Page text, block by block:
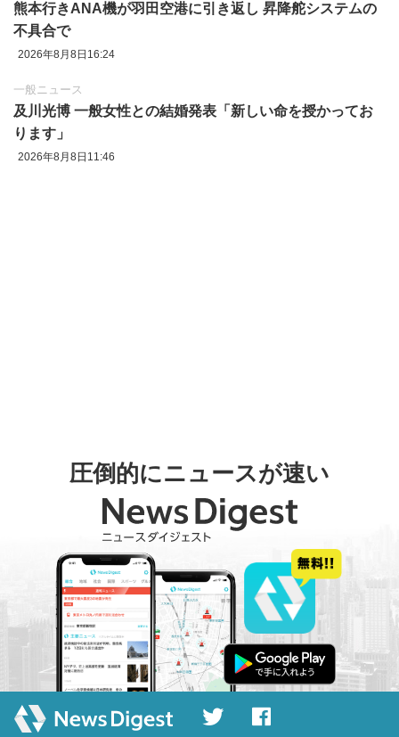
熊本行きANA機が羽田空港に引き返し 昇降舵システムの
不具合で
2026年8月8日16:24
一般ニュース
及川光博 一般女性との結婚発表「新しい命を授かってお
ります」
2026年8月8日11:46
圧倒的にニュースが速い